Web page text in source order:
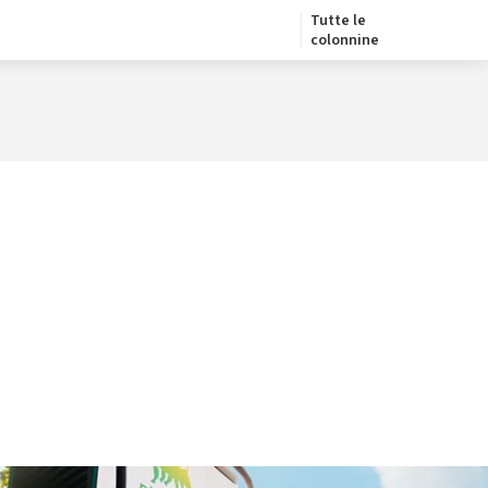
Tutte le
colonnine